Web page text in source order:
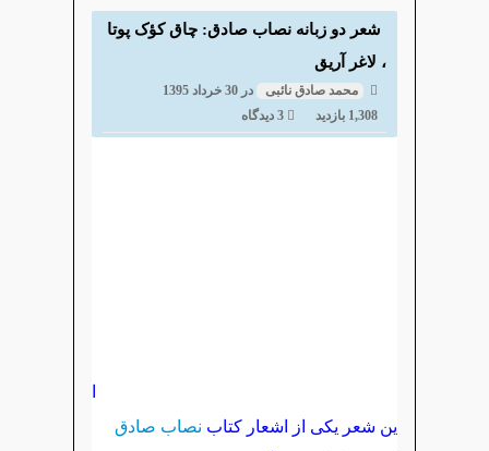
شعر دو زبانه نصاب صادق: چاق کؤک پوتا
، لاغر آریق
محمد صادق نائبی در 30 خرداد 1395
1,308 بازدید
3 دیدگاه
ین شعر یکی از اشعار کتاب نصاب صادق